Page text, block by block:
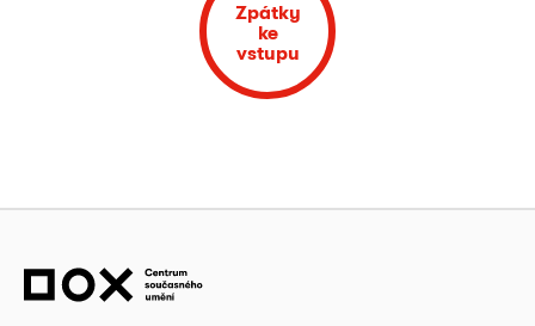
Zpátky
ke
vstupu